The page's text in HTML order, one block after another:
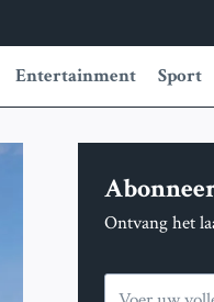
Entertainment Sport
Ontvang het